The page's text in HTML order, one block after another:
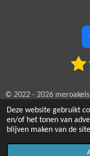
Deze website gebruikt
en/of het tonen van
blijven maken van de
i
n
g
4
1
t
e
r
© 2022 - 2026 meroakels
Powered byJouwWeb